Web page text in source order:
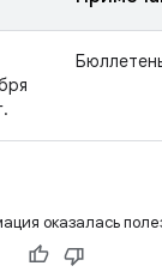
оказалась